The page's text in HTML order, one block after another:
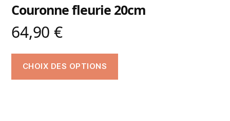
Couronne fleurie 20cm
64,90 €
CHOIX DES OPTIONS